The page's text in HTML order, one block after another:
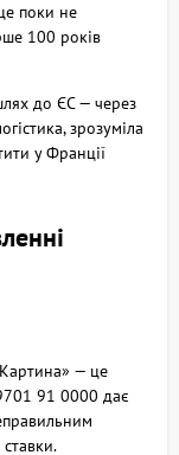
поки не
100 років
до ЄС — через
зрозуміла
у Франції
— це
91 0000 дає